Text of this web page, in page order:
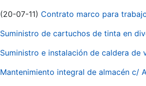
(20-07-11) Contrato marco para
Suministro de cartuchos de tinta en
Suministro e instalación de caldera de
Mantenimiento integral de almacén c/